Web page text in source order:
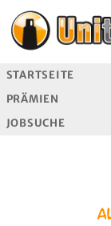
STARTSEITE
PRÄMIEN
JOBSUCHE